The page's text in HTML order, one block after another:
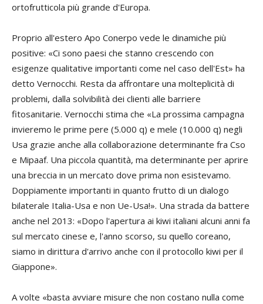
ortofrutticola più grande d'Europa.
Proprio all'estero Apo Conerpo vede le dinamiche più
positive: «Ci sono paesi che stanno crescendo con
esigenze qualitative importanti come nel caso dell'Est» ha
detto Vernocchi. Resta da affrontare una molteplicità di
problemi, dalla solvibilità dei clienti alle barriere
fitosanitarie. Vernocchi stima che «La prossima campagna
invieremo le prime pere (5.000 q) e mele (10.000 q) negli
Usa grazie anche alla collaborazione determinante fra Cso
e Mipaaf. Una piccola quantità, ma determinante per aprire
una breccia in un mercato dove prima non esistevamo.
Doppiamente importanti in quanto frutto di un dialogo
bilaterale Italia-Usa e non Ue-Usa!». Una strada da battere
anche nel 2013: «Dopo l'apertura ai kiwi italiani alcuni anni fa
sul mercato cinese e, l'anno scorso, su quello coreano,
siamo in dirittura d'arrivo anche con il protocollo kiwi per il
Giappone».
A volte «basta avviare misure che non costano nulla come